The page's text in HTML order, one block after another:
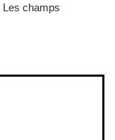
Les champs